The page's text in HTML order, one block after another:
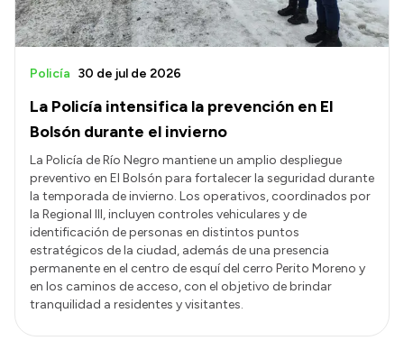
La Policía intensifica la prevención en El
Bolsón durante el invierno
Policía 30 de jul de 2026
La Policía de Río Negro mantiene un amplio despliegue
preventivo en El Bolsón para fortalecer la seguridad durante
la temporada de invierno. Los operativos, coordinados por
la Regional III, incluyen controles vehiculares y de
identificación de personas en distintos puntos
estratégicos de la ciudad, además de una presencia
permanente en el centro de esquí del cerro Perito Moreno y
en los caminos de acceso, con el objetivo de brindar
tranquilidad a residentes y visitantes.